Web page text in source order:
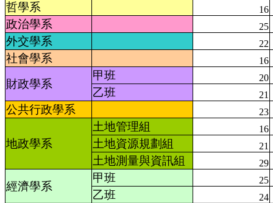
哲學系 16
政治學系 25
外交學系 22
社會學系 16
財政學系
甲班 20
乙班 21
公共行政學系 23
地政學系
土地管理組 16
土地資源規劃組 21
土地測量與資訊組 29
經濟學系
甲班 25
乙班 24